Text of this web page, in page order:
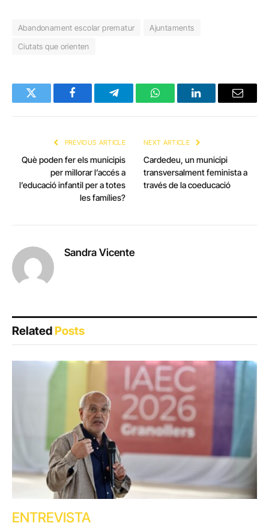
Abandonament escolar prematur
Ajuntaments
Ciutats que orienten
Twitter FacebookTelegramWhatsAppLinkedInEmail
PREVIOUS ARTICLE
Què poden fer els municipis
per millorar l’accés a
l’educació infantil per a totes
les famílies?
NEXT ARTICLE
Cardedeu, un municipi
transversalment feminista a
través de la coeducació
Sandra Vicente
RelatedPosts
ENTREVISTA